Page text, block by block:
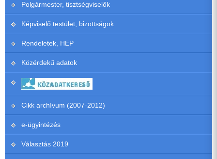
Polgármester, tisztségviselők
Képviselő testület, bizottságok
Rendeletek, HEP
Közérdekű adatok
Cikk archívum (2007-2012)
e-ügyintézés
Választás 2019